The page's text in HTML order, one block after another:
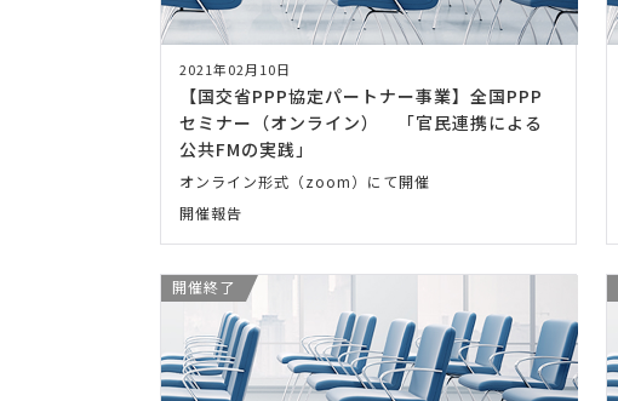
2021年02月10日
【国交省PPP協定パートナー事業】全国PPP
セミナー（オンライン） 「官民連携による
公共FMの実践」
オンライン形式（zoom）にて開催
開催報告
開催終了